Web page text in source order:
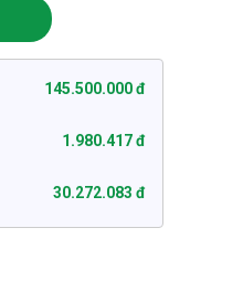
145.500.000 đ
1.980.417 đ
30.272.083 đ